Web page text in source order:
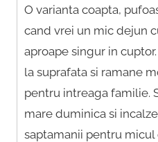
O varianta coapta,
cand vrei un mic dejun
aproape singur in
la suprafata si ramane
pentru intreaga familie.
mare duminica si
saptamanii pentru micul